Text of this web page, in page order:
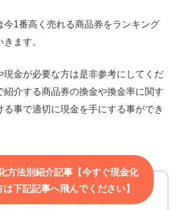
今1番高く売れる商品券をランキング
ます。
現金が必要な方は是非参考にしてくだ
紹介する商品券の換金や換金率に関す
る事で適切に現金を手にする事ができ
方法別紹介記事【今すぐ現金化
は下記記事へ飛んでください】